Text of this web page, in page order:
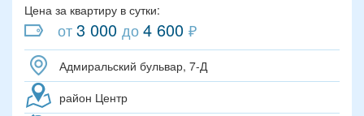
Цена за квартиру в сутки:
от3 000 до4 600 ₽
Адмиральский бульвар, 7-Д
район Центр